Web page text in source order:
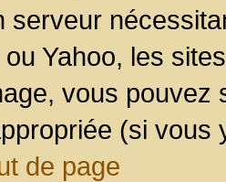
serveur
Yahoo, les
vous pouvez
(si vous
de page